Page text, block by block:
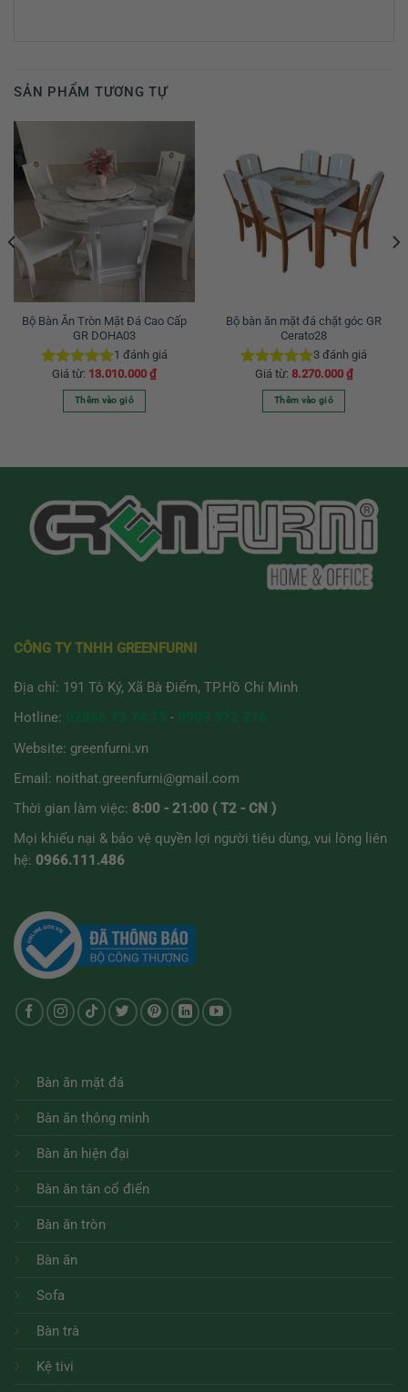
SẢN PHẨM TƯƠNG TỰ
Bộ Bàn Ăn Tròn Mặt Đá Cao Cấp
GR DOHA03
Được xếp
hạng5.00
1 đánh giá
Giá từ: 13.010.000 ₫
Thêm vào giỏ
nhiều
biến
thể.
Các
được
chọn
trang
Bộ bàn ăn mặt đá chặt góc GR
Cerato28
Được xếp
hạng5.00
3 đánh giá
Giá từ: 8.270.000 ₫
Thêm vào giỏ
biến
thể.
Các
tùy
chọn
CÔNG TY TNHH GREENFURNI
Địa chỉ: 191 Tô Ký, Xã Bà Điểm, TP.Hồ Chí Minh
Hotline:
-
Website: greenfurni.vn
Email: noithat.greenfurni@gmail.com
Thời gian làm việc: 8:00 - 21:00 ( T2 - CN )
Mọi khiếu nại & bảo vệ quyền lợi người tiêu dùng, vui lòng liên
hệ: 0966.111.486
Bàn ăn mặt đá
Bàn ăn thông minh
Bàn ăn hiện đại
Bàn ăn tân cổ điển
Bàn ăn tròn
Bàn ăn
Sofa
Bàn trà
Kệ tivi